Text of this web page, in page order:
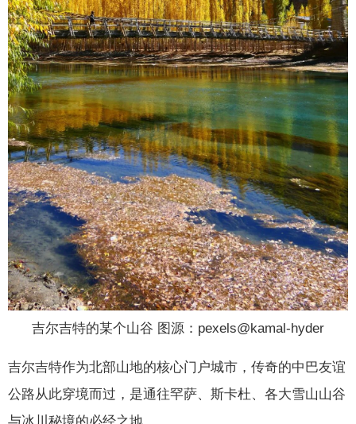
吉尔吉特的某个山谷 图源：pexels@kamal-hyder
吉尔吉特作为北部山地的核心门户城市，传奇的中巴友谊
公路从此穿境而过，是通往罕萨、斯卡杜、各大雪山山谷
与冰川秘境的必经之地。